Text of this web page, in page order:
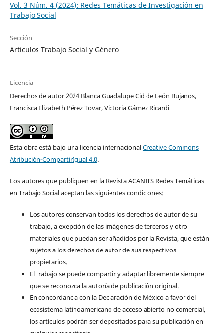
Vol. 3 Núm. 4 (2024): Redes Temáticas de Investigación en
Trabajo Social
Sección
Articulos Trabajo Social y Género
Licencia
Derechos de autor 2024 Blanca Guadalupe Cid de León Bujanos,
Francisca Elizabeth Pérez Tovar, Victoria Gámez Ricardi
Esta obra está bajo una licencia internacionalCreative Commons
Atribución-CompartirIgual 4.0.
Los autores que publiquen en la Revista ACANITS Redes Temáticas
en Trabajo Social aceptan las siguientes condiciones:
Los autores conservan todos los derechos de autor de su
trabajo, a exepción de las imágenes de terceros y otro
materiales que puedan ser añadidos por la Revista, que están
sujetos a los derechos de autor de sus respectivos
propietarios.
El trabajo se puede compartir y adaptar libremente siempre
que se reconozca la autoría de publicación original.
En concordancia con la Declaración de México a favor del
ecosistema latinoamericano de acceso abierto no comercial,
los artículos podrán ser depositados para su publicación en